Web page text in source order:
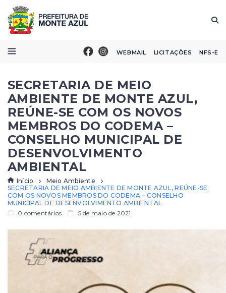
WEBMAIL LICITAÇÕES NFS-E
SECRETARIA DE MEIO
AMBIENTE DE MONTE AZUL,
REÚNE-SE COM OS NOVOS
MEMBROS DO CODEMA –
CONSELHO MUNICIPAL DE
DESENVOLVIMENTO
AMBIENTAL
Início
Meio Ambiente
SECRETARIA DE MEIO AMBIENTE DE MONTE AZUL, REÚNE-SE
COM OS NOVOS MEMBROS DO CODEMA – CONSELHO
MUNICIPAL DE DESENVOLVIMENTO AMBIENTAL
0 comentários
5 de maio de 2021